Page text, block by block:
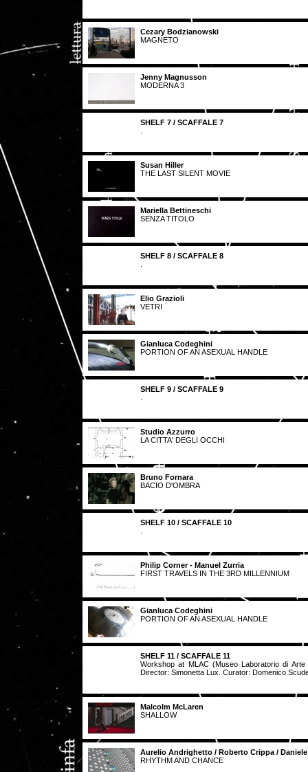
Cezary Bodzianowski
MAGNETO
Jenny Magnusson
MODERNA 3
SHELF 7 / SCAFFALE 7
Susan Hiller
THE LAST SILENT MOVIE
Mariella Bettineschi
SENZA TITOLO
SHELF 8 / SCAFFALE 8
Elio Grazioli
VETRI
Gianluca Codeghini
PORTION OF AN ASEXUAL HANDLE
SHELF 9 / SCAFFALE 9
Studio Azzurro
LA CITTA' DEGLI OCCHI
Bruno Fornara
BACIO D'OMBRA
SHELF 10 / SCAFFALE 10
Philip Corner - Manuel Zurria
FIRST TRAVELS IN THE 3RD MILLENNIUM
Gianluca Codeghini
PORTION OF AN ASEXUAL HANDLE
SHELF 11 / SCAFFALE 11
Workshop at MLAC (Museo Laboratorio di
Director: Simonetta Lux. Curator: Domenico
Malcolm McLaren
SHALLOW
Aurelio Andrighetto / Roberto Crippa /
RHYTHM AND CHANCE